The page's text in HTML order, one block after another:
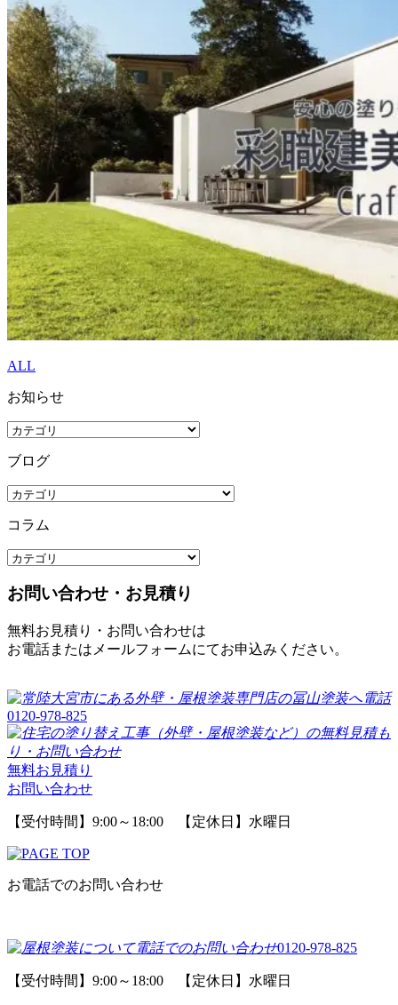
ALL
お知らせ
ブログ
コラム
お問い合わせ・お見積り
無料お見積り・お問い合わせは
お電話またはメールフォームにてお申込みください。
0120-978-825
無料お見積り
お問い合わせ
【受付時間】9:00～18:00 【定休日】水曜日
お電話でのお問い合わせ
0120-978-825
【受付時間】9:00～18:00 【定休日】水曜日